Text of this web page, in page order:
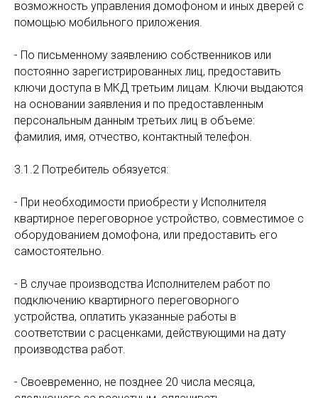
возможность управления домофоном и иных дверей с
помощью мобильного приложения.
- По письменному заявлению собственников или
постоянно зарегистрированных лиц, предоставить
ключи доступа в МКД третьим лицам. Ключи выдаются
на основании заявления и по предоставленным
персональным данным третьих лиц в объеме:
фамилия, имя, отчество, контактный телефон.
3.1.2 Потребитель обязуется:
- При необходимости приобрести у Исполнителя
квартирное переговорное устройство, совместимое с
оборудованием домофона, или предоставить его
самостоятельно.
- В случае производства Исполнителем работ по
подключению квартирного переговорного
устройства, оплатить указанные работы в
соответствии с расценками, действующими на дату
производства работ.
- Своевременно, не позднее 20 числа месяца,